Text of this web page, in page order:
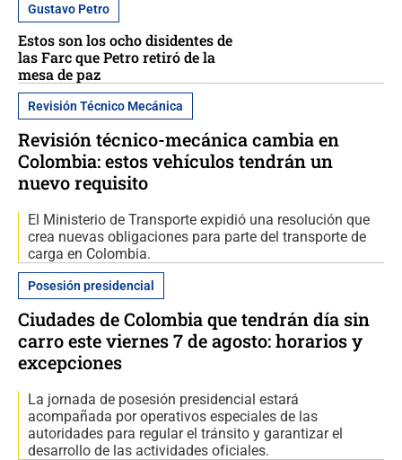
Gustavo Petro
Estos son los ocho disidentes de
las Farc que Petro retiró de la
mesa de paz
Revisión Técnico Mecánica
Revisión técnico-mecánica cambia en
Colombia: estos vehículos tendrán un
nuevo requisito
El Ministerio de Transporte expidió una resolución que
crea nuevas obligaciones para parte del transporte de
carga en Colombia.
Posesión presidencial
Ciudades de Colombia que tendrán día sin
carro este viernes 7 de agosto: horarios y
excepciones
La jornada de posesión presidencial estará
acompañada por operativos especiales de las
autoridades para regular el tránsito y garantizar el
desarrollo de las actividades oficiales.